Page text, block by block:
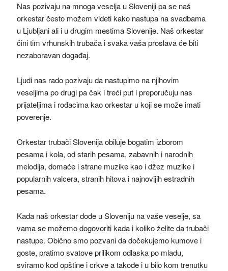
Nas pozivaju na mnoga veselja u Sloveniji pa se naš
orkestar često možem videti kako nastupa na svadbama
u Ljubljani ali i u drugim mestima Slovenije. Naš orkestar
čini tim vrhunskih trubača i svaka vaša proslava će biti
nezaboravan događaj.
Ljudi nas rado pozivaju da nastupimo na njihovim
veseljima po drugi pa čak i treći put i preporučuju nas
prijateljima i rođacima kao orkestar u koji se može imati
poverenje.
Orkestar trubači Slovenija obiluje bogatim izborom
pesama i kola, od starih pesama, zabavnih i narodnih
melodija, domaće i strane muzike kao i džez muzike i
popularnih valcera, stranih hitova i najnovijih estradnih
pesama.
Kada naš orkestar dođe u Sloveniju na vaše veselje, sa
vama se možemo dogovoriti kada i koliko želite da trubači
nastupe. Obično smo pozvani da dočekujemo kumove i
goste, pratimo svatove prilikom odlaska po mladu,
sviramo kod opštine i crkve a takođe i u bilo kom trenutku